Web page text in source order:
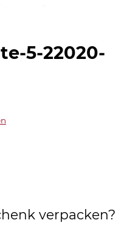
5-22020-
verpacken?